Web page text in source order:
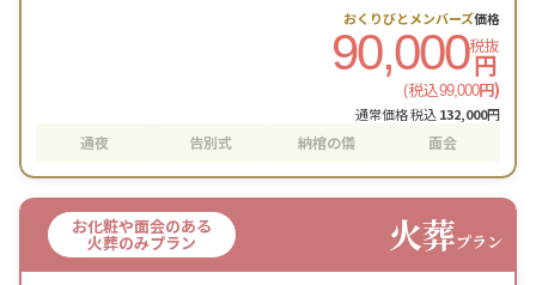
おくりびとメンバーズ価格
90,000税抜
円
(税込99,000円)
通常価格 税込132,000円
通夜 告別式 納棺の儀 面会
お化粧や面会のある
火葬のみプラン 火葬プラン